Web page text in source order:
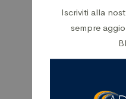
Iscriviti alla
sempre